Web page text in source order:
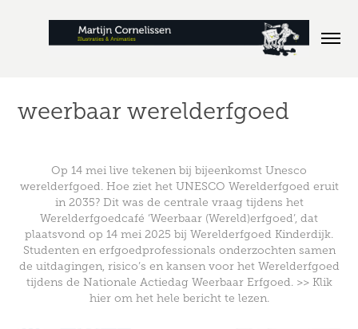
weerbaar werelderfgoed
Op 14 mei live tekenen bij bijeenkomst Unesco
werelderfgoed. Hoe ziet het UNESCO Werelderfgoed eruit
in 2035? Dit was de centrale vraag tijdens het
Werelderfgoedcafé ‘Weerbaar (Wereld)erfgoed’, dat
plaatsvond op 14 mei 2025 bij Werelderfgoed Kinderdijk.
Studenten en erfgoedprofessionals onderzochten samen
de uitdagingen, risico’s en kansen voor het Werelderfgoed
tijdens de Nationale Actiedag Weerbaar Erfgoed. >> Klik
hier om het hele bericht te lezen.